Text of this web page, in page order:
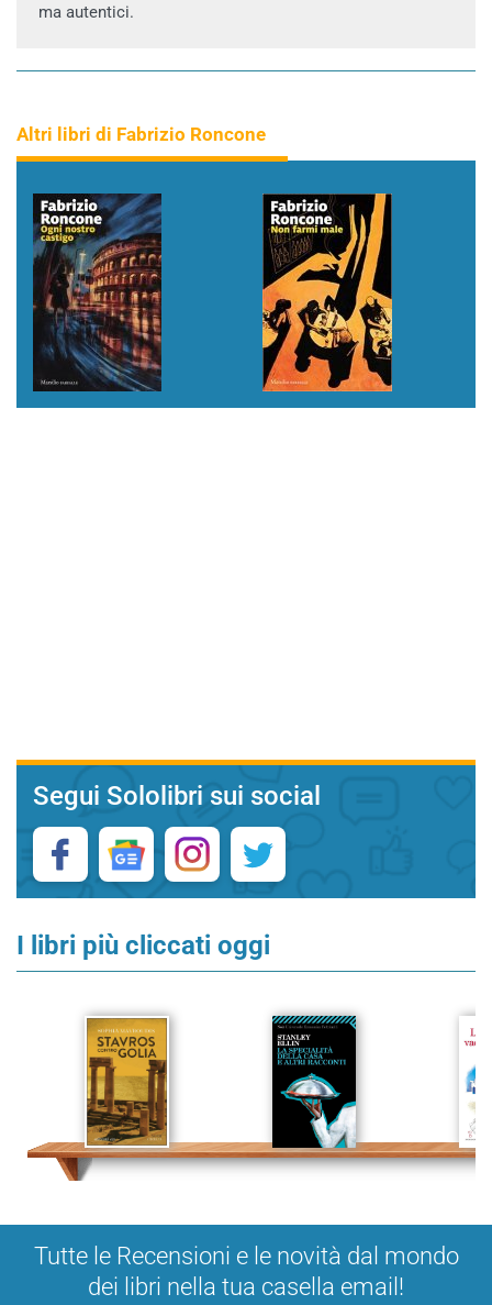
ma autentici.
Altri libri di Fabrizio Roncone
Segui Sololibri sui social
I libri più cliccati oggi
Tutte le Recensioni e le novità dal mondo
dei libri nella tua casella email!